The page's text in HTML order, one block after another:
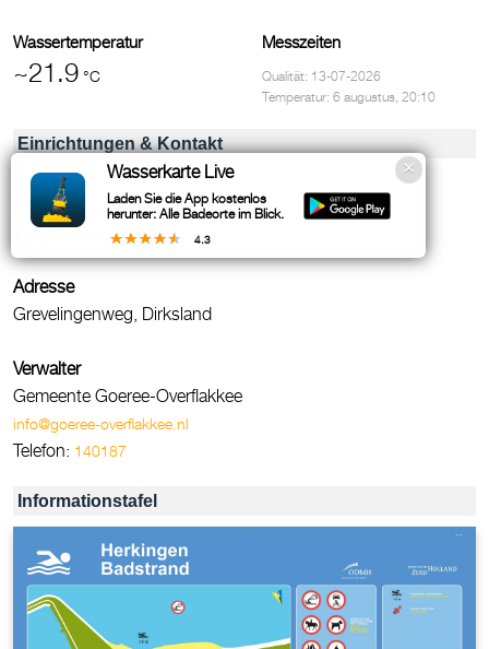
Wassertemperatur
~21.9 °C
Messzeiten
Qualität: 13-07-2026
Temperatur: 6 augustus, 20:10
Einrichtungen & Kontakt
Sandstrand
Kategorie überwachen D
Abfallbehälter
Adresse
Grevelingenweg, Dirksland
Verwalter
Gemeente Goeree-Overflakkee
info@goeree-overflakkee.nl
Telefon: 140187
Informationstafel
Wasserkarte Live
Laden Sie die App kostenlos
herunter: Alle Badeorte im Blick.
4.3